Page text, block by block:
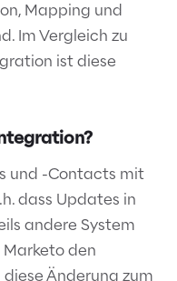
Mapping und
Im Vergleich zu
ist diese
und -Contacts mit
dass Updates in
andere System
den
Änderung zum